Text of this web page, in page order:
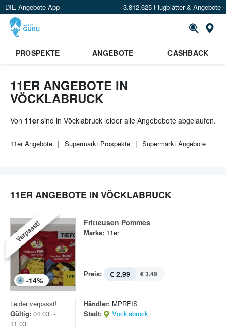
DIE Angebote App 3.812.625 Flugblätter & Angebote
PROSPEKTE
ANGEBOTE CASHBACK
11ER ANGEBOTE IN
VÖCKLABRUCK
Von 11ersind in Vöcklabruck leider alle Angebebote abgelaufen.
11erAngebote Supermarkt Prospekte Supermarkt Angebote
11ER ANGEBOTE IN VÖCKLABRUCK
Verpasst!
-14%
Fritteusen Pommes
Marke: 11er
Preis: € 2,99 € 3,49
Leider verpasst!
Gültig: 04.03. -
11.03.
Händler: MPREIS
Stadt:
Vöcklabruck